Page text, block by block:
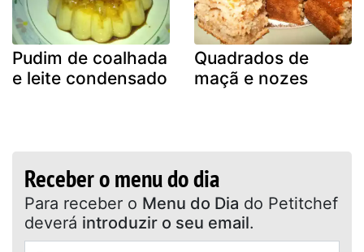
Pudim de coalhada
e leite condensado
Quadrados de
maçã e nozes
Receber o menu do dia
Para receber o Menu do Dia do Petitchef
deverá introduzir o seu email.